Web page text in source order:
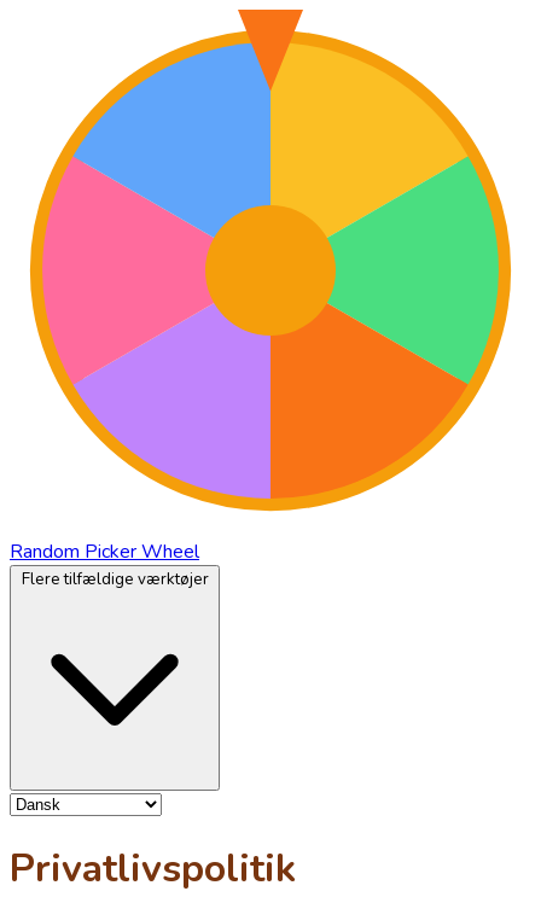
Random Picker Wheel
Flere tilfældige værktøjer
Privatlivspolitik